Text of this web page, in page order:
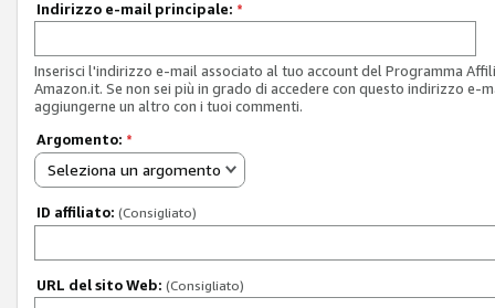
Indirizzo e-mail principale: *
Inserisci l'indirizzo e-mail associato al tuo account del Programma
Amazon.it. Se non sei più in grado di accedere con questo indirizzo e-
aggiungerne un altro con i tuoi commenti.
Argomento: *
Seleziona un argomento
ID affiliato: (Consigliato)
URL del sito Web: (Consigliato)